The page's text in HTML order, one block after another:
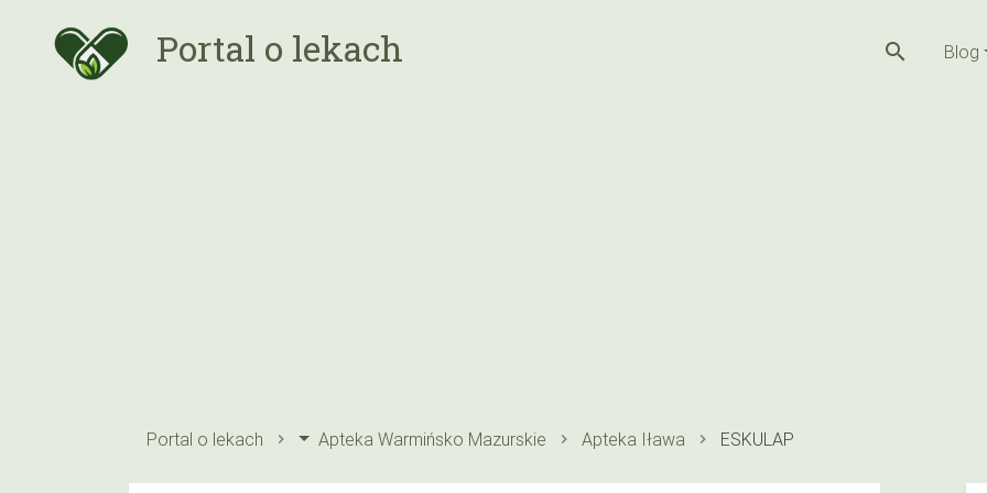
Portal o lekach search Blog
Portal o lekach Apteka Warmińsko Mazurskie Apteka Iława ESKULAP